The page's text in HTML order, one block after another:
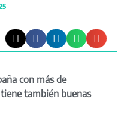
con más de
también buenas